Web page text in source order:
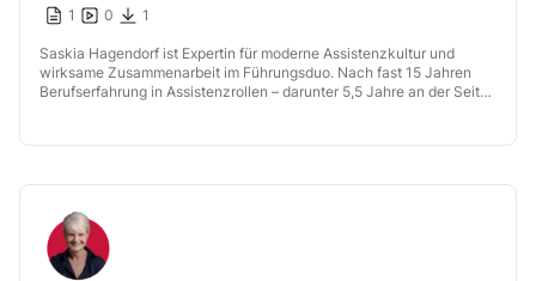
1 0 1
Saskia Hagendorf ist Expertin für moderne Assistenzkultur und
wirksame Zusammenarbeit im Führungsduo. Nach fast 15 Jahren
Berufserfahrung in Assistenzrollen – darunter 5,5 Jahre an der Seite